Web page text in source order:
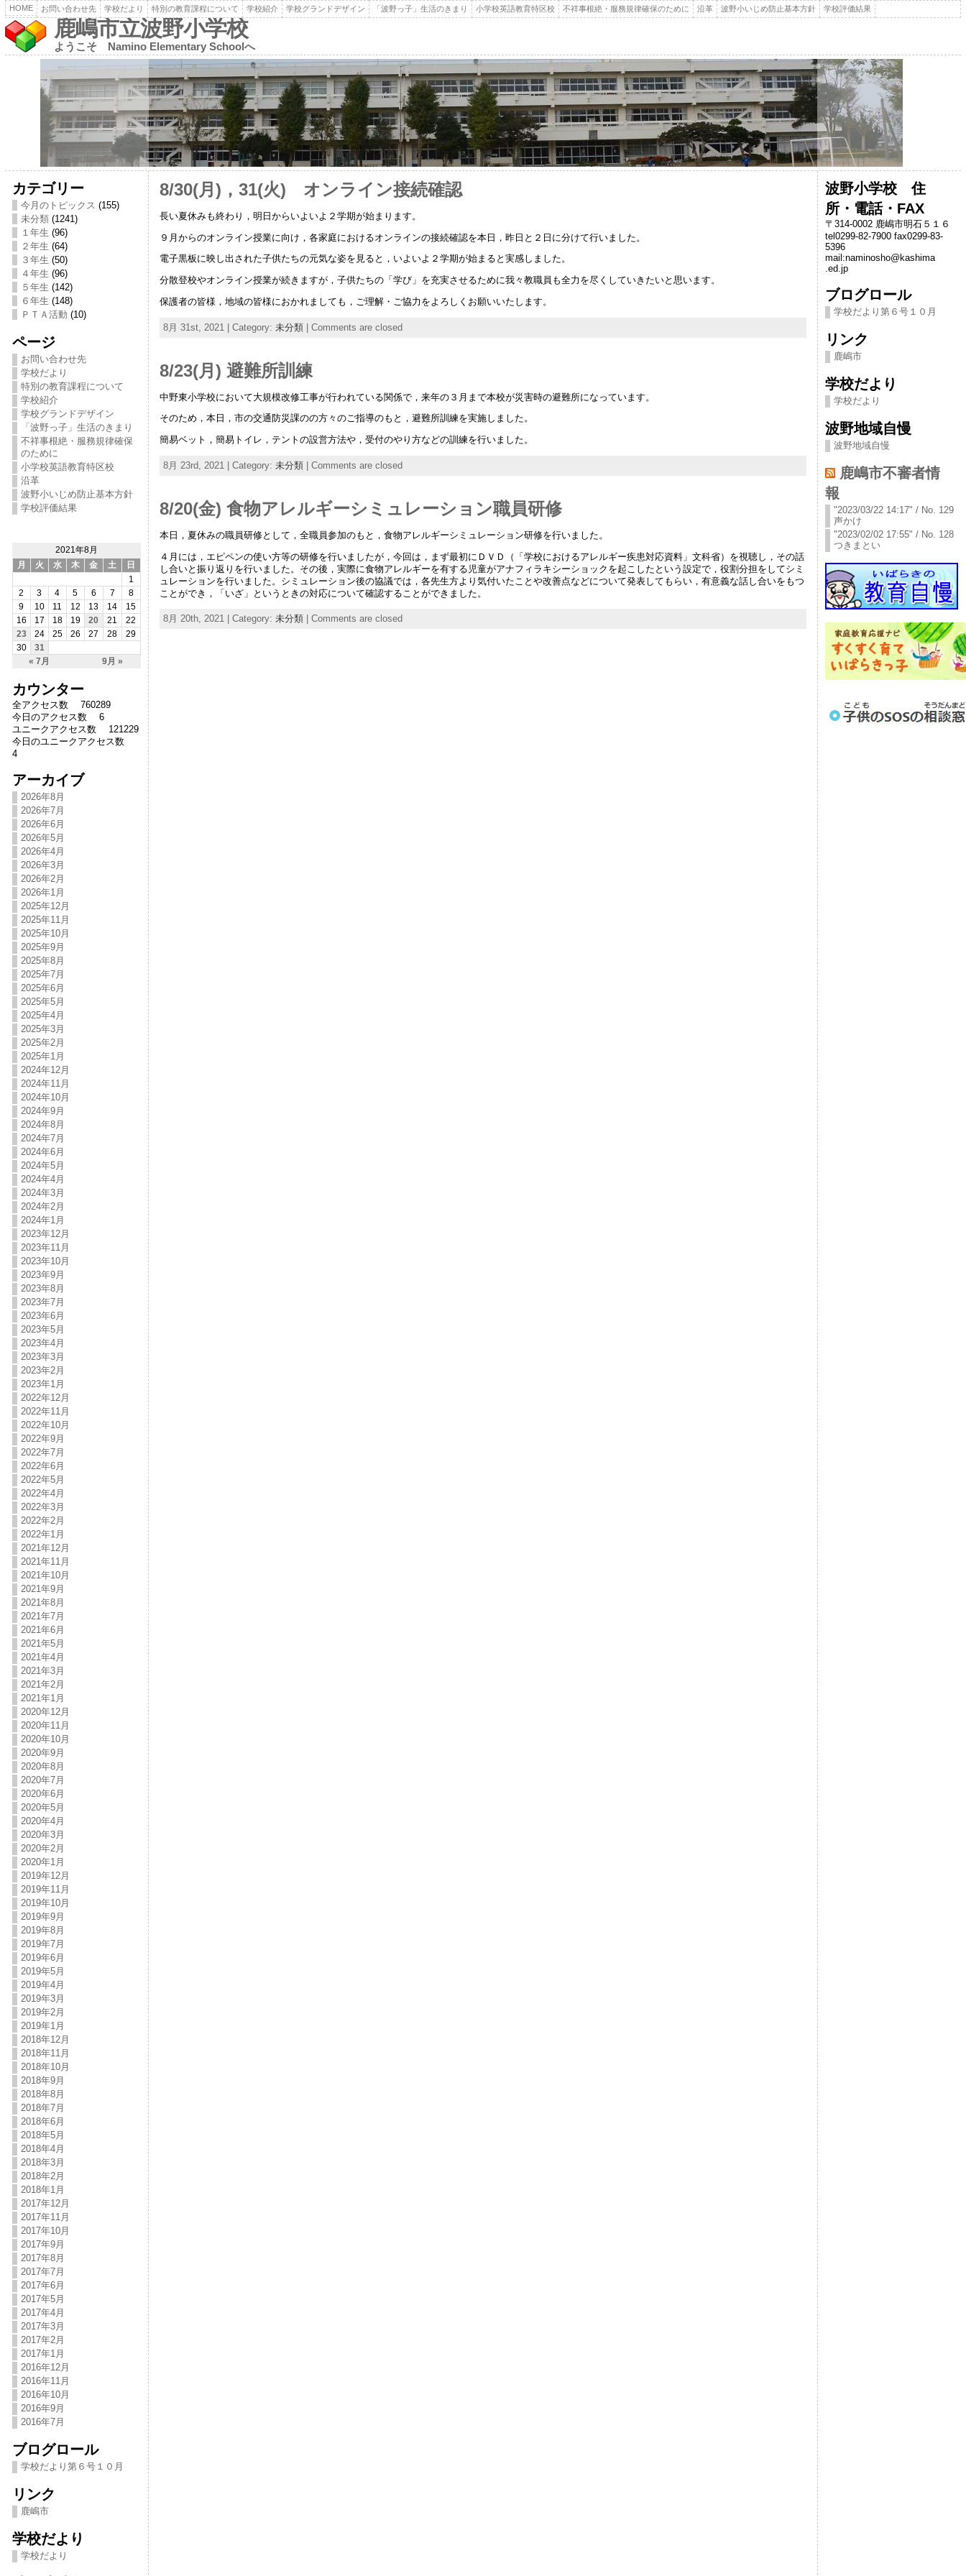
HOME お問い合わせ先 学校だより 特別の教育課程について 学校紹介 学校グランドデザイン 「波野っ子」生活のきまり 小学校英語教育特区校 不祥事根絶・服務規律確保のために 沿革 波野小いじめ防止基本方針 学校評価結果
鹿嶋市立波野小学校
ようこそ Namino Elementary Schoolへ
カテゴリー
今月のトピックス (155)
未分類(1241)
１年生 (96)
２年生 (64)
３年生 (50)
４年生 (96)
５年生 (142)
６年生 (148)
ＰＴＡ活動 (10)
ページ
お問い合わせ先
学校だより
特別の教育課程について
学校紹介
学校グランドデザイン
「波野っ子」生活のきまり
不祥事根絶・服務規律確保
のために
小学校英語教育特区校
沿革
波野小いじめ防止基本方針
学校評価結果
2021年8月
月
火 水 木 金 土 日
« 7月 9月 »
1
2
3 4 5 6 7
8
9
10 11 12 13 14
15
16
17 18 19 20 21
22
23
24 25 26 27 28
29
30
31
カウンター
全アクセス数 760289
今日のアクセス数 6
ユニークアクセス数 121229
今日のユニークアクセス数
4
アーカイブ
2026年8月
2026年7月
2026年6月
2026年5月
2026年4月
2026年3月
2026年2月
2026年1月
2025年12月
2025年11月
2025年10月
2025年9月
2025年8月
2025年7月
2025年6月
2025年5月
2025年4月
2025年3月
2025年2月
2025年1月
2024年12月
2024年11月
2024年10月
2024年9月
2024年8月
2024年7月
2024年6月
2024年5月
2024年4月
2024年3月
2024年2月
2024年1月
2023年12月
2023年11月
2023年10月
2023年9月
2023年8月
2023年7月
2023年6月
2023年5月
2023年4月
2023年3月
2023年2月
2023年1月
2022年12月
2022年11月
2022年10月
2022年9月
2022年7月
2022年6月
2022年5月
2022年4月
2022年3月
2022年2月
2022年1月
2021年12月
2021年11月
2021年10月
2021年9月
2021年8月
2021年7月
2021年6月
2021年5月
2021年4月
2021年3月
2021年2月
2021年1月
2020年12月
2020年11月
2020年10月
2020年9月
2020年8月
2020年7月
2020年6月
2020年5月
2020年4月
2020年3月
2020年2月
2020年1月
2019年12月
2019年11月
2019年10月
2019年9月
2019年8月
2019年7月
2019年6月
2019年5月
2019年4月
2019年3月
2019年2月
2019年1月
2018年12月
2018年11月
2018年10月
2018年9月
2018年8月
2018年7月
2018年6月
2018年5月
2018年4月
2018年3月
2018年2月
2018年1月
2017年12月
2017年11月
2017年10月
2017年9月
2017年8月
2017年7月
2017年6月
2017年5月
2017年4月
2017年3月
2017年2月
2017年1月
2016年12月
2016年11月
2016年10月
2016年9月
2016年7月
ブログロール
学校だより第６号１０月
リンク
鹿嶋市
学校だより
学校だより
8/30(月)，31(火) オンライン接続確認
長い夏休みも終わり，明日からいよいよ２学期が始まります。
９月からのオンライン授業に向け，各家庭におけるオンラインの接続確認を本日，昨日と２日に分けて行いました。
電子黒板に映し出された子供たちの元気な姿を見ると，いよいよ２学期が始まると実感しました。
分散登校やオンライン授業が続きますが，子供たちの「学び」を充実させるために我々教職員も全力を尽くしていきたいと思います。
保護者の皆様，地域の皆様におかれましても，ご理解・ご協力をよろしくお願いいたします。
8月 31st, 2021 | Category: 未分類| Comments are closed
8/23(月) 避難所訓練
中野東小学校において大規模改修工事が行われている関係で，来年の３月まで本校が災害時の避難所になっています。
そのため，本日，市の交通防災課のの方々のご指導のもと，避難所訓練を実施しました。
簡易ベット，簡易トイレ，テントの設営方法や，受付のやり方などの訓練を行いました。
8月 23rd, 2021 | Category: 未分類| Comments are closed
8/20(金) 食物アレルギーシミュレーション職員研修
本日，夏休みの職員研修として，全職員参加のもと，食物アレルギーシミュレーション研修を行いました。
４月には，エピペンの使い方等の研修を行いましたが，今回は，まず最初にＤＶＤ（「学校におけるアレルギー疾患対応資料」文科省）を視聴し，その話
し合いと振り返りを行いました。その後，実際に食物アレルギーを有する児童がアナフィラキシーショックを起こしたという設定で，役割分担をしてシミ
ュレーションを行いました。シミュレーション後の協議では，各先生方より気付いたことや改善点などについて発表してもらい，有意義な話し合いをもつ
ことができ，「いざ」というときの対応について確認することができました。
8月 20th, 2021 | Category: 未分類| Comments are closed
波野小学校 住
所・電話・FAX
〒314-0002 鹿嶋市明石５１６
tel0299-82-7900 fax0299-83-
5396
mail:naminosho@kashima
.ed.jp
ブログロール
学校だより第６号１０月
リンク
鹿嶋市
学校だより
学校だより
波野地域自慢
波野地域自慢
鹿嶋市不審者情
報
"2023/03/22 14:17" / No. 129
声かけ
"2023/02/02 17:55" / No. 128
つきまとい